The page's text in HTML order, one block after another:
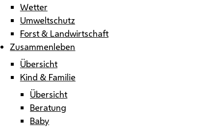
Wetter
Umweltschutz
Forst & Landwirtschaft
Zusammenleben
Übersicht
Kind & Familie
Übersicht
Beratung
Baby